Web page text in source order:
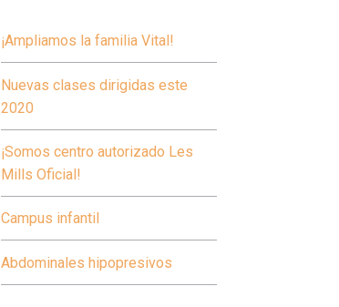
¡Ampliamos la familia Vital!
Nuevas clases dirigidas este
2020
¡Somos centro autorizado Les
Mills Oficial!
Campus infantil
Abdominales hipopresivos